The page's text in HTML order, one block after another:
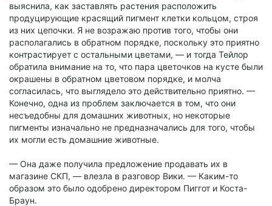
выяснила, как заставлять растения расположить
продуцирующие красящий пигмент клетки кольцом, строя
из них цепочки. Я не возражаю против того, чтобы они
располагались в обратном порядке, поскольку это приятно
контрастирует с остальными цветами, — и тогда Тейлор
обратила внимание на то, что пара цветочков на кусте были
окрашены в обратном цветовом порядке, и молча
согласилась, что выглядело это действительно приятно. —
Конечно, одна из проблем заключается в том, что они
несъедобны для домашних животных, но некоторые
пигменты изначально не предназначались для того, чтобы
их могли есть домашние животные.
— Она даже получила предложение продавать их в
магазине СКП, — влезла в разговор Вики. — Каким-то
образом это было одобрено директором Пиггот и Коста-
Браун.